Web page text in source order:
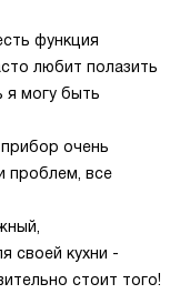
функция
любит полазить
я могу быть
очень
проблем, все
своей кухни -
стоит того!